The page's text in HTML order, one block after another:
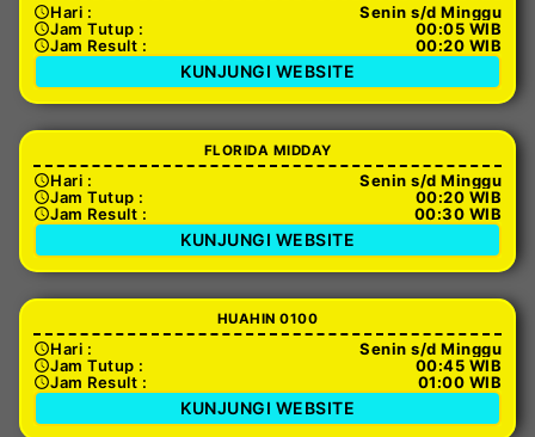
Hari :
Senin s/d Minggu
Jam Tutup :
00:05 WIB
Jam Result :
00:20 WIB
KUNJUNGI WEBSITE
FLORIDA MIDDAY
Hari :
Senin s/d Minggu
Jam Tutup :
00:20 WIB
Jam Result :
00:30 WIB
KUNJUNGI WEBSITE
HUAHIN 0100
Hari :
Senin s/d Minggu
Jam Tutup :
00:45 WIB
Jam Result :
01:00 WIB
KUNJUNGI WEBSITE